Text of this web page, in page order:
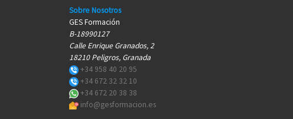
Sobre Nosotros
GES Formación
B-18990127
Calle Enrique Granados, 2
18210 Peligros, Granada
+34 958 40 20 95
+34 672 32 32 10
+34 672 20 38 38
info@gesformacion.es